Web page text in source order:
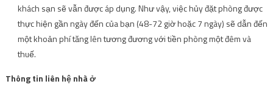
khách sạn sẽ vẫn được áp dụng. Như vậy, việc hủy đặt phòng được
thực hiện gần ngày đến của bạn (48-72 giờ hoặc 7 ngày) sẽ dẫn đến
một khoản phí tăng lên tương đương với tiền phòng một đêm và
thuế.
Thông tin liên hệ nhà ở